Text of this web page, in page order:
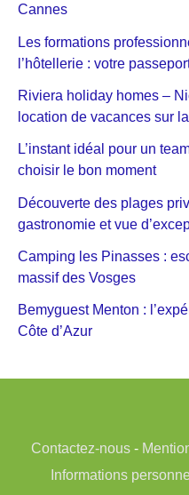
Cannes
Les formations
l’hôtellerie : votre
Riviera holiday homes –
location de vacances sur
L’instant idéal pour un
choisir le bon moment
Découverte des plages
gastronomie et vue
Camping les Pinasses :
massif des Vosges
Bemyguest Menton :
Côte d’Azur
Contactez-nous-
Informations